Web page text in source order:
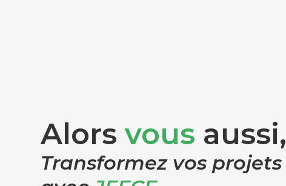
Alorsvous aussi,
Transformez vos projets